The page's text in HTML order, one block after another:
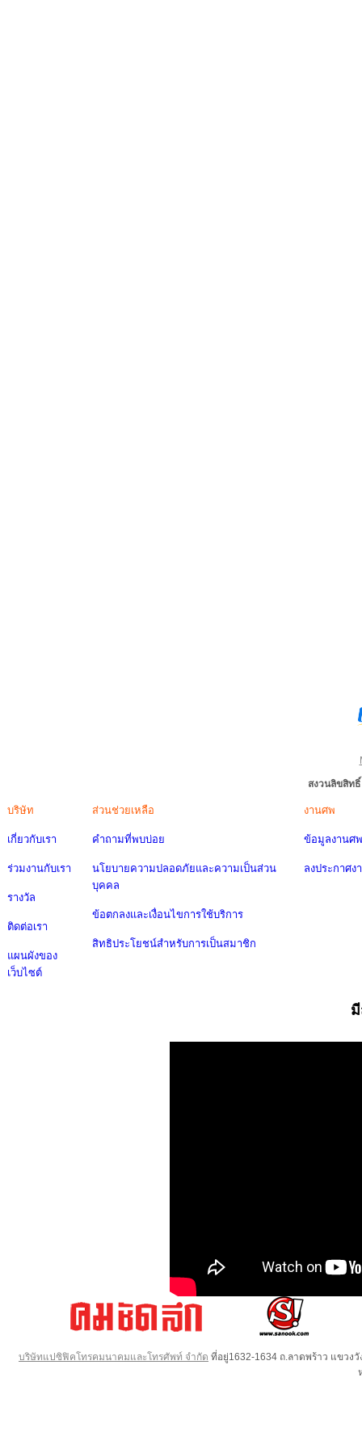
สงวนลิขสิท
บริษัท
เกี่ยวกับเรา
ร่วมงานกับเรา
รางวัล
ติดต่อเรา
แผนผังของ
เว็บไซต์
ส่วนช่วยเหลือ
คำถามที่พบบ่อย
นโยบายความปลอดภัยและความเป็นส่วน
บุคคล
ข้อตกลงและเงื่อนไขการใช้บริการ
สิทธิประโยชน์สำหรับการเป็นสมาชิก
งานศพ
ข้อมูลงานศพ
ลงประกาศง
บริษัทแปซิฟิคโทรคมนาคมและโทรศัพท์ จำกัด ที่อยู่1632-1634 ถ.ลาดพร้าว แขวง